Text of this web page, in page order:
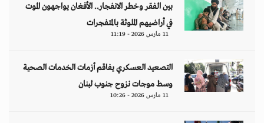
بين الفقر وخطر الانفجار.. الأفغان يواجهون الموت
في أراضيهم الملوثة بالمتفجرات
11 مارس 2026 - 11:19
التصعيد العسكري يفاقم أزمات الخدمات الصحية
وسط موجات نزوح جنوب لبنان
11 مارس 2026 - 10:26